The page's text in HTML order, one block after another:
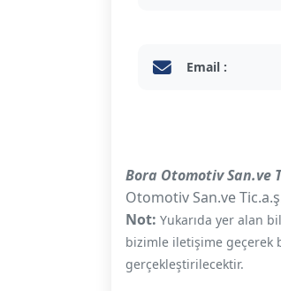
Email :
Bora Otomotiv San.ve
Otomotiv San.ve
Not: Yukarıda yer alan
bizimle iletişime geçerek
gerçekleştirilecektir.